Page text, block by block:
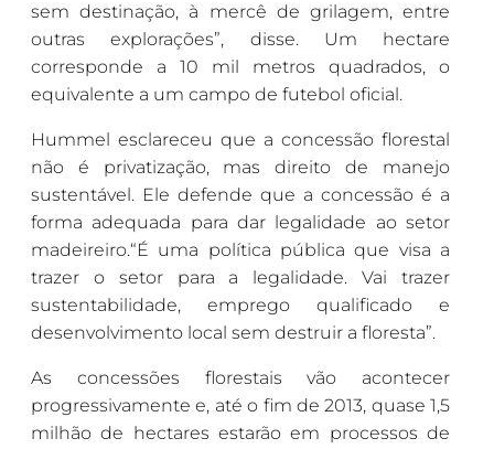
sem destinação, à mercê de grilagem, entre
outras explorações”, disse. Um hectare
corresponde a 10 mil metros quadrados, o
equivalente a um campo de futebol oficial.
Hummel esclareceu que a concessão florestal
não é privatização, mas direito de manejo
sustentável. Ele defende que a concessão é a
forma adequada para dar legalidade ao setor
madeireiro.“É uma política pública que visa a
trazer o setor para a legalidade. Vai trazer
sustentabilidade, emprego qualificado e
desenvolvimento local sem destruir a floresta”.
As concessões florestais vão acontecer
progressivamente e, até o fim de 2013, quase 1,5
milhão de hectares estarão em processos de